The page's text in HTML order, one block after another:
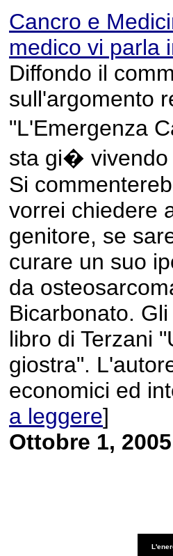
Cancro e
medico vi parla
Diffondo il
sull'argomento
"L'Emergenza
sta gi� vivendo
Si
vorrei chiedere
genitore, se
curare un suo
da
Bicarbonato.
libro di Terzani
giostra".
economici ed
a leggere]
Ottobre 1, 2005